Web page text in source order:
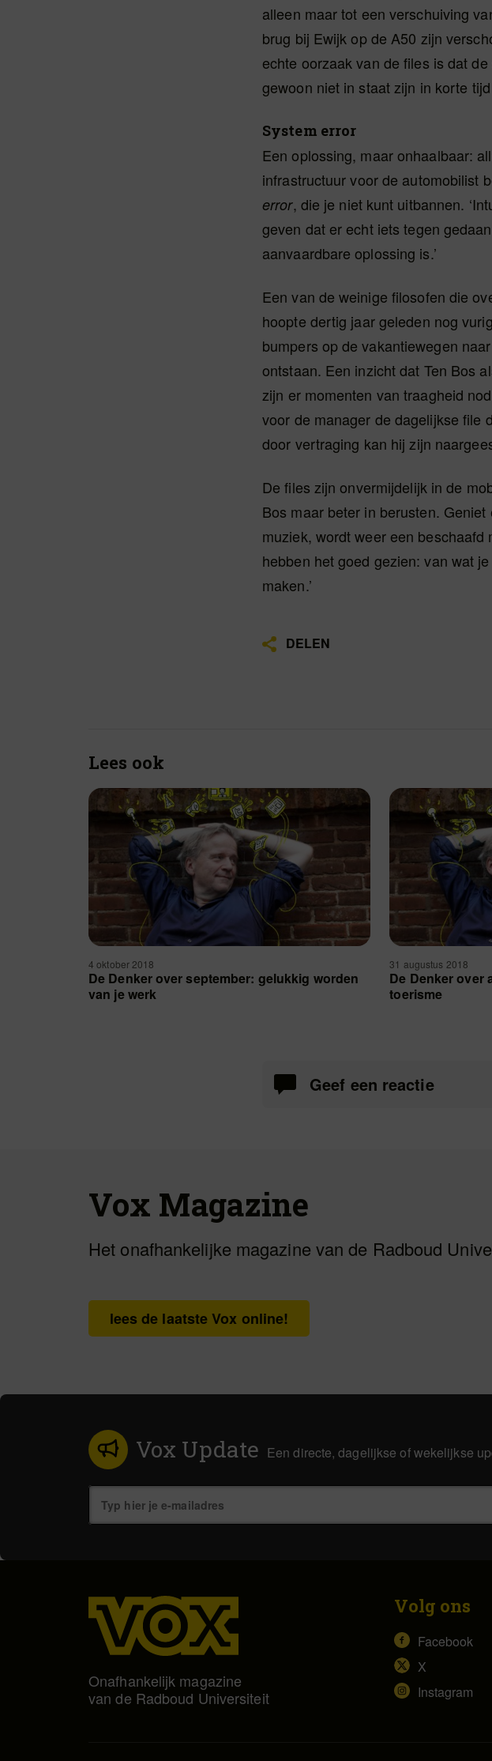
alleen maar tot een verschuiving
brug bij Ewijk op de A50 zijn
echte oorzaak van de files is dat
gewoon niet in staat zijn in korte
System error
Een oplossing, maar onhaalbaar:
infrastructuur voor de automobilist
error, die je niet kunt uitbannen.
geven dat er echt iets tegen
aanvaardbare oplossing is.’
Een van de weinige filosofen die
hoopte dertig jaar geleden nog
bumpers op de vakantiewegen
ontstaan. Een inzicht dat Ten Bos
zijn er momenten van traagheid
voor de manager de dagelijkse file
door vertraging kan hij zijn
De files zijn onvermijdelijk in de
Bos maar beter in berusten.
muziek, wordt weer een beschaafd
hebben het goed gezien: van wat
maken.’
DELEN
Lees ook
4 oktober 2018
De Denker over september: gelukkig worden
van je werk
31 augustus 2018
De Denker over
toerisme
Geef een reactie
Vox Magazine
Het onafhankelijke magazine van de Radboud
lees de laatste Vox online!
Vox Update Een directe, dagelijkse of wekelijkse
Onafhankelijk magazine
van de Radboud Universiteit
Volg ons
Facebook
X
Instagram